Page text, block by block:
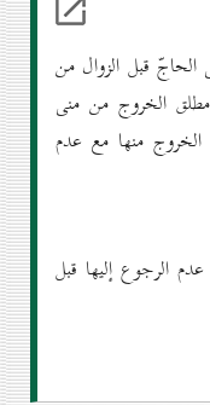
قبل الزوال من
الخروج من منى
منها مع عدم
الرجوع إليها قبل